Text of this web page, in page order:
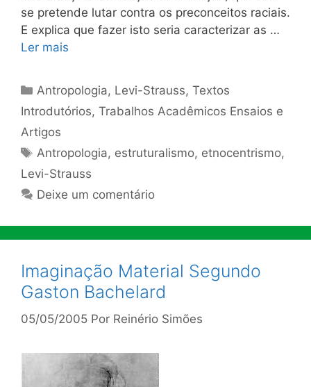
se pretende lutar contra os preconceitos raciais.
E explica que fazer isto seria caracterizar as …
Ler mais
Categorias
Antropologia, Levi-Strauss,Textos
Introdutórios, Trabalhos Acadêmicos Ensaios e
Artigos
Tags
Antropologia, estruturalismo, etnocentrismo,
Levi-Strauss
Deixe um comentário
Imaginação Material Segundo
Gaston Bachelard
05/05/2005 Por Reinério Simões